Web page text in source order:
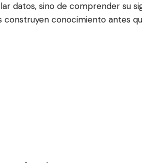
datos, sino de comprender su
conocimiento antes